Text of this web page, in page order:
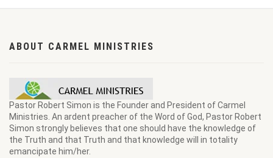
ABOUT CARMEL MINISTRIES
Pastor Robert Simon is the Founder and President of Carmel
Ministries. An ardent preacher of the Word of God, Pastor Robert
Simon strongly believes that one should have the knowledge of
the Truth and that Truth and that knowledge will in totality
emancipate him/her.